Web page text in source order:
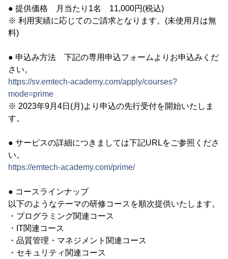
● 提供価格 月当たり1名 11,000円(税込)
※ 利用実績に応じてのご請求となります。(未使用月は無
料)
● 申込み方法 下記の専用申込フォームよりお申込みくだ
さい。
https://sv.emtech-academy.com/apply/courses?
mode=prime
※ 2023年9月4日(月)より申込の先行受付を開始いたしま
す。
● サービスの詳細につきましては下記URLをご参照くださ
い。
https://emtech-academy.com/prime/
● コースラインナップ
以下のようなテーマの研修コースを順次提供いたします。
・プログラミング関連コース
・IT関連コース
・品質管理・マネジメント関連コース
・セキュリティ関連コース